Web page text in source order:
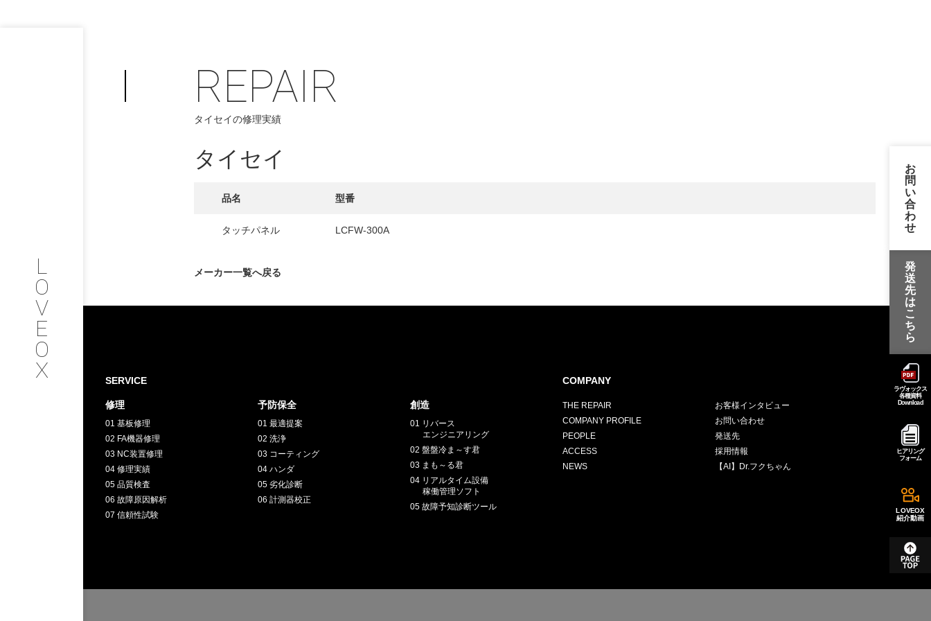
L
O
V
E
O
X
PHILOSOPHY
フィロソフィー
COMPANY
PROFILE
SERVICE
INTERVIEW
お客様インタビュー
RECRUIT
採用情報
CHALLENGE
お問い合わせ /
お
問
い
合
わ
せ
発
送
先
は
こ
ち
ら
ラヴォックス
各種資料
Download
ヒアリング
フォーム
LOVEOX
紹介動画
REPAIR
タイセイの修理実績
タイセイ
品名 型番
タッチパネル LCFW-300A
メーカー一覧へ戻る
SERVICE
修理
01 基板修理
02 FA機器修理
03 NC装置修理
04 修理実績
05 品質検査
06 故障原因解析
07 信頼性試験
予防保全
01 最適提案
02 洗浄
03 コーティング
04 ハンダ
05 劣化診断
06 計測器校正
創造
01 リバース
エンジニアリング
02 盤盤冷ま～す君
03 まも～る君
04 リアルタイム設備
稼働管理ソフト
05 故障予知診断ツール
COMPANY
THE REPAIR
COMPANY PROFILE
PEOPLE
ACCESS
NEWS
お客様インタビュー
お問い合わせ
発送先
採用情報
【AI】Dr.フクちゃん